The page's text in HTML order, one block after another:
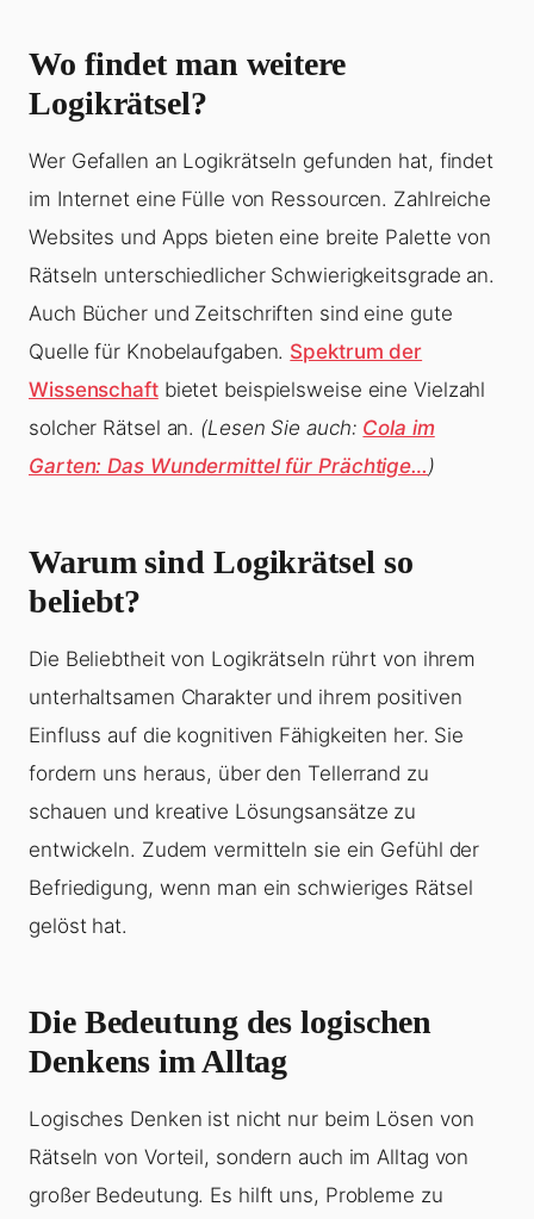
Wo findet man weitere
Logikrätsel?
Wer Gefallen an Logikrätseln gefunden hat, findet
im Internet eine Fülle von Ressourcen. Zahlreiche
Websites und Apps bieten eine breite Palette von
Rätseln unterschiedlicher Schwierigkeitsgrade an.
Auch Bücher und Zeitschriften sind eine gute
Quelle für Knobelaufgaben. Spektrum der
Wissenschaftbietet beispielsweise eine Vielzahl
solcher Rätsel an. (Lesen Sie auch: Cola im
Garten: Das Wundermittel für Prächtige… )
Warum sind Logikrätsel so
beliebt?
Die Beliebtheit von Logikrätseln rührt von ihrem
unterhaltsamen Charakter und ihrem positiven
Einfluss auf die kognitiven Fähigkeiten her. Sie
fordern uns heraus, über den Tellerrand zu
schauen und kreative Lösungsansätze zu
entwickeln. Zudem vermitteln sie ein Gefühl der
Befriedigung, wenn man ein schwieriges Rätsel
gelöst hat.
Die Bedeutung des logischen
Denkens im Alltag
Logisches Denken ist nicht nur beim Lösen von
Rätseln von Vorteil, sondern auch im Alltag von
großer Bedeutung. Es hilft uns, Probleme zu